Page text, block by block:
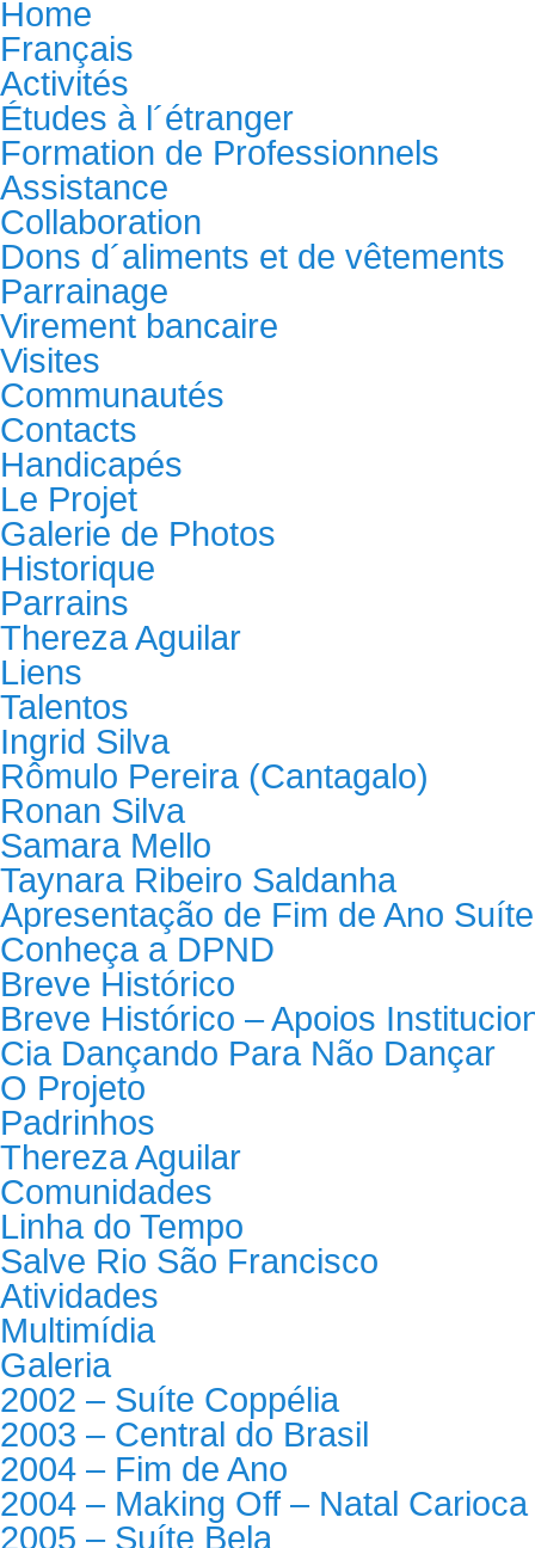
Home
Français
Activités
Études à l´étranger
Formation de Professionnels
Assistance
Collaboration
Dons d´aliments et de vêtements
Parrainage
Virement bancaire
Visites
Communautés
Contacts
Handicapés
Le Projet
Galerie de Photos
Historique
Parrains
Thereza Aguilar
Liens
Talentos
Ingrid Silva
Rômulo Pereira (Cantagalo)
Ronan Silva
Samara Mello
Taynara Ribeiro Saldanha
Apresentação de Fim de Ano
Conheça a DPND
Breve Histórico
Breve Histórico – Apoios
Cia Dançando Para Não Dançar
O Projeto
Padrinhos
Thereza Aguilar
Comunidades
Linha do Tempo
Salve Rio São Francisco
Atividades
Multimídia
Galeria
2002 – Suíte Coppélia
2003 – Central do Brasil
2004 – Fim de Ano
2004 – Making Off – Natal Carioca
2005 – Suíte Bela